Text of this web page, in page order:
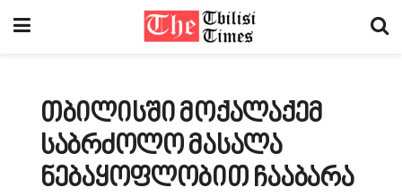
თბილისში მოქალაქემ
საბრძოლო მასალა
ნებაყოფლობით ჩააბარა